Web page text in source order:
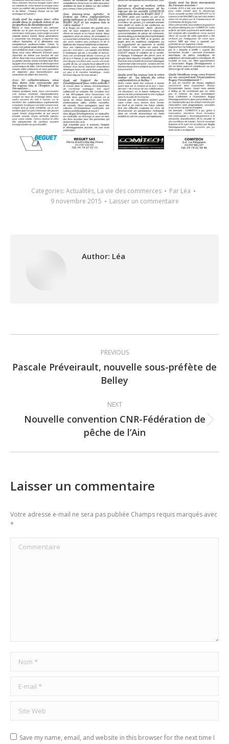
Categories: Actualités, La vie des commerces Par Léa
9 novembre 2015
Laisser un commentaire
Author: Léa
navigation
PREVIOUS
Previous
post:
Pascale Préveirault, nouvelle sous-préfète de
Belley
NEXT
Next
post:
Nouvelle convention CNR-Fédération de
pêche de l’Ain
Laisser un commentaire
Votre adresse e-mail ne sera pas publiée Champs requis marqués avec
*
Commentaire
Nom *
E-mail *
Site Web
Save my name, email, and website in this browser for the next time I